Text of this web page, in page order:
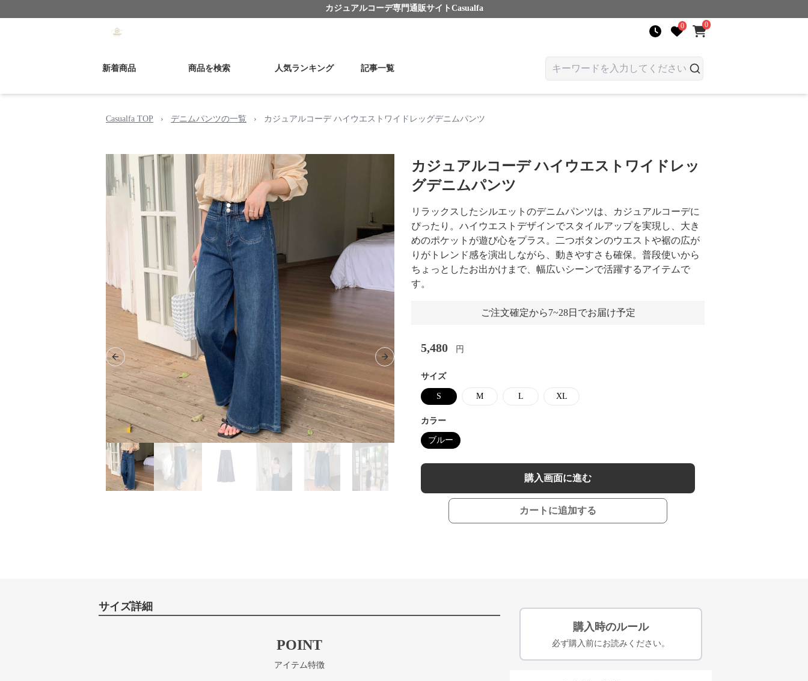
カジュアルコーデ専門通販サイト Casualfa
0 0
新着商品 商品を検索 人気ランキング 記事一覧
Casualfa TOP › デニムパンツの一覧 › カジュアルコーデ ハイウエストワイドレッグデニムパンツ
Previous slide Next slide
カジュアルコーデ ハイウエストワイドレッ
グデニムパンツ
リラックスしたシルエットのデニムパンツは、カジュアルコーデに
ぴったり。ハイウエストデザインでスタイルアップを実現し、大き
めのポケットが遊び心をプラス。二つボタンのウエストや裾の広が
りがトレンド感を演出しながら、動きやすさも確保。普段使いから
ちょっとしたお出かけまで、幅広いシーンで活躍するアイテムで
す。
ご注文確定から7~28日でお届け予定
5,480 円
サイズ
S M L XL
カラー
ブルー
購入画面に進む
カートに追加する
サイズ詳細
POINT
アイテム特徴
購入時のルール
必ず購入前にお読みください。